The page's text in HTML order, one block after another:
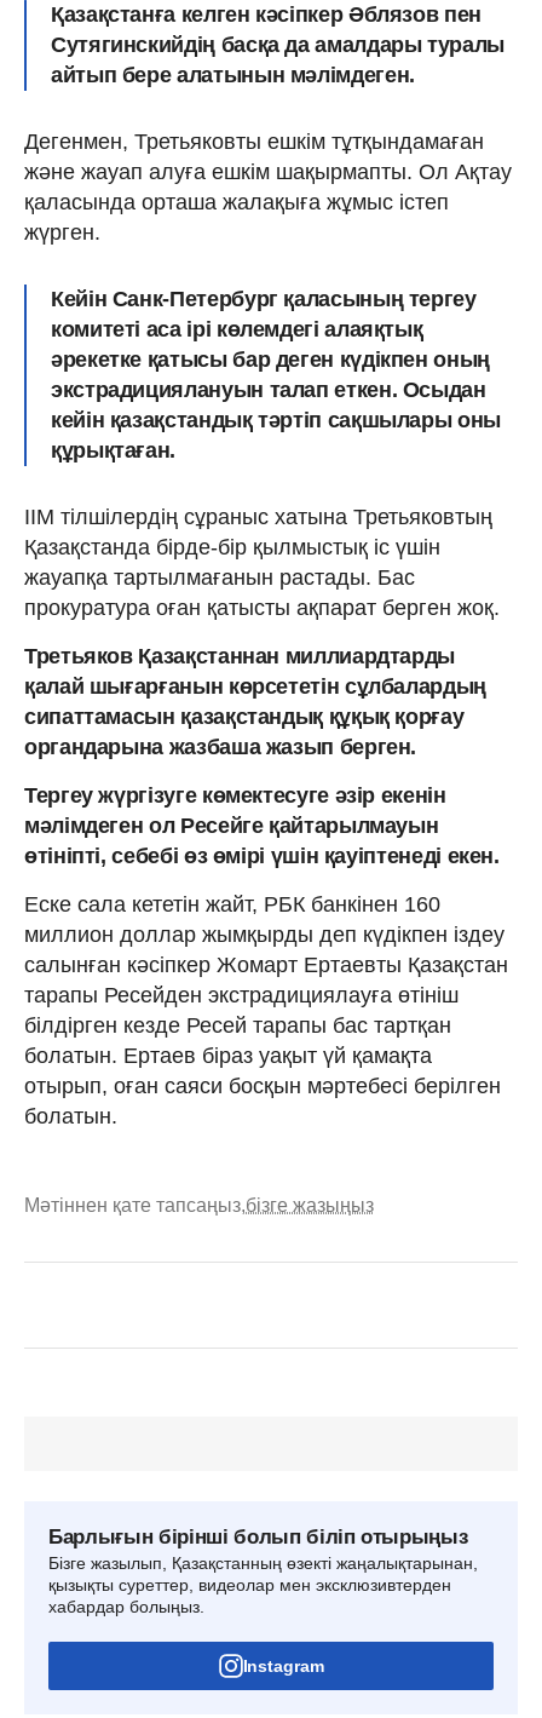
Қазақстанға келген кәсіпкер Әблязов пен
Сутягинскийдің басқа да амалдары туралы
айтып бере алатынын мәлімдеген.
Дегенмен, Третьяковты ешкім тұтқындамаған
және жауап алуға ешкім шақырмапты. Ол Ақтау
қаласында орташа жалақыға жұмыс істеп
жүрген.
Кейін Санк-Петербург қаласының тергеу
комитеті аса ірі көлемдегі алаяқтық
әрекетке қатысы бар деген күдікпен оның
экстрадициялануын талап еткен. Осыдан
кейін қазақстандық тәртіп сақшылары оны
құрықтаған.
ІІМ тілшілердің сұраныс хатына Третьяковтың
Қазақстанда бірде-бір қылмыстық іс үшін
жауапқа тартылмағанын растады. Бас
прокуратура оған қатысты ақпарат берген жоқ.
Третьяков Қазақстаннан миллиардтарды
қалай шығарғанын көрсететін сұлбалардың
сипаттамасын қазақстандық құқық қорғау
органдарына жазбаша жазып берген.
Тергеу жүргізуге көмектесуге әзір екенін
мәлімдеген ол Ресейге қайтарылмауын
өтініпті, себебі өз өмірі үшін қауіптенеді екен.
Еске сала кететін жайт, РБК банкінен 160
миллион доллар жымқырды деп күдікпен іздеу
салынған кәсіпкер Жомарт Ертаевты Қазақстан
тарапы Ресейден экстрадициялауға өтініш
білдірген кезде Ресей тарапы бас тартқан
болатын. Ертаев біраз уақыт үй қамақта
отырып, оған саяси босқын мәртебесі берілген
болатын.
Мәтіннен қате тапсаңыз,бізге жазыңыз
Барлығын бірінші болып біліп отырыңыз
Бізге жазылып, Қазақстанның өзекті жаңалықтарынан,
қызықты суреттер, видеолар мен эксклюзивтерден
хабардар болыңыз.
Instagram